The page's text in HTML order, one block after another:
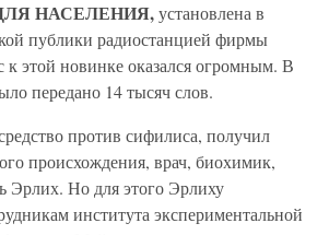
НАСЕЛЕНИЯ,установлена в
публики радиостанцией фирмы
этой новинке оказался огромным. В
передано 14 тысяч слов.
против сифилиса, получил
происхождения, врач, биохимик,
Эрлих. Но для этого Эрлиху
института экспериментальной